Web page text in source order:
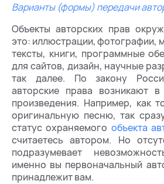
Варианты (формы) передачи
Объекты авторских прав
это: иллюстрации, фотографии,
тексты, книги, программные
для сайтов, дизайн, научные
так далее. По закону
авторские права возникают
произведения. Например, как
оригинальную песню, так
статус охраняемого объекта
считаетесь автором. Но
подразумевает
именно вы первоначальный
принадлежит вам.